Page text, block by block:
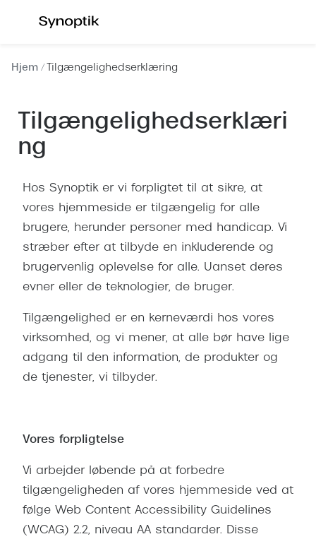
indhold
Brilleabonnement All-Inclusive™
Damer
Børn
Køb blue light briller online
Køb læsebriller online
Tilbehør til briller
Behandling af tørre øjne
Få tjekket dit syn
Synsprøve med sundhedstjek
SynsJournal
Forskning i øjensygdomme
Mere om briller
Brillemode 2026
Outlet -
Herrer
Ray-Ban
Ralph
Hjem Tilgængelighedserklæring
Tilgængelighedserklæri
ng
Hos Synoptik er vi forpligtet til at sikre, at
vores hjemmeside er tilgængelig for alle
brugere, herunder personer med handicap. Vi
stræber efter at tilbyde en inkluderende og
brugervenlig oplevelse for alle. Uanset deres
evner eller de teknologier, de bruger.
Tilgængelighed er en kerneværdi hos vores
virksomhed, og vi mener, at alle bør have lige
adgang til den information, de produkter og
de tjenester, vi tilbyder.
Vores forpligtelse
Vi arbejder løbende på at forbedre
tilgængeligheden af vores hjemmeside ved at
følge Web Content Accessibility Guidelines
(WCAG) 2.2, niveau AA standarder. Disse